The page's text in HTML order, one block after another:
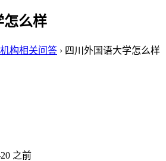
怎么样
构相关问答 › 四川外国语大学怎么样
之前